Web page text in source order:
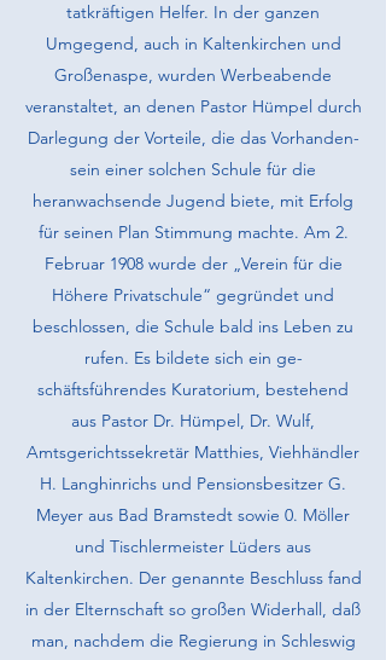
tatkräftigen Helfer. In der ganzen
Umgegend, auch in Kaltenkirchen und
Großenaspe, wurden Werbeabende
veranstaltet, an denen Pastor Hümpel durch
Darlegung der Vorteile, die das Vorhanden­
sein einer solchen Schule für die
heranwachsende Jugend biete, mit Erfolg
für seinen Plan Stimmung machte. Am 2.
Februar 1908 wurde der „Verein für die
Höhere Privatschule“ gegründet und
beschlossen, die Schule bald ins Leben zu
rufen. Es bildete sich ein ge­
schäftsführendes Kuratorium, bestehend
aus Pastor Dr. Hümpel, Dr. Wulf,
Amtsgerichtssekretär Matthies, Viehhändler
H. Langhinrichs und Pen­sionsbesitzer G.
Meyer aus Bad Bramstedt sowie 0. Möller
und Tischler­meister Lüders aus
Kaltenkirchen. Der genannte Beschluss fand
in der Elternschaft so großen Widerhall, daß
man, nachdem die Regierung in Schleswig